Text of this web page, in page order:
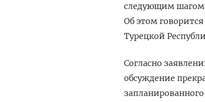
следующим шагом
Об этом говорится
Турецкой
Согласно
обсуждение